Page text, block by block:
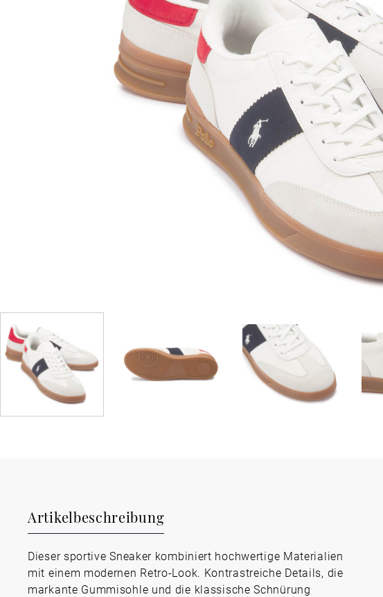
Artikelbeschreibung
Dieser sportive Sneaker kombiniert hochwertige Materialien
mit einem modernen Retro-Look. Kontrastreiche Details, die
markante Gummisohle und die klassische Schnürung